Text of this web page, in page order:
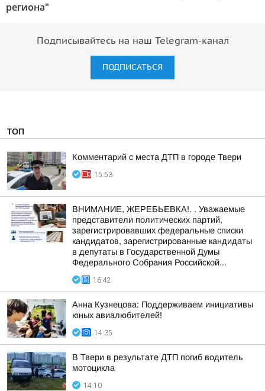
региона"
Подписывайтесь на наш Telegram-канал
ПОДПИСАТЬСЯ
ТОП
Комментарий с места ДТП в городе Твери
15:53
ВНИМАНИЕ, ЖЕРЕБЬЕВКА!. . Уважаемые
представители политических партий,
зарегистрировавших федеральные списки
кандидатов, зарегистрированные кандидаты
в депутаты в Государственной Думы
Федерального Собрания Российской...
16:42
Анна Кузнецова: Поддерживаем инициативы
юных авиалюбителей!
14:35
В Твери в результате ДТП погиб водитель
мотоцикла
14:10